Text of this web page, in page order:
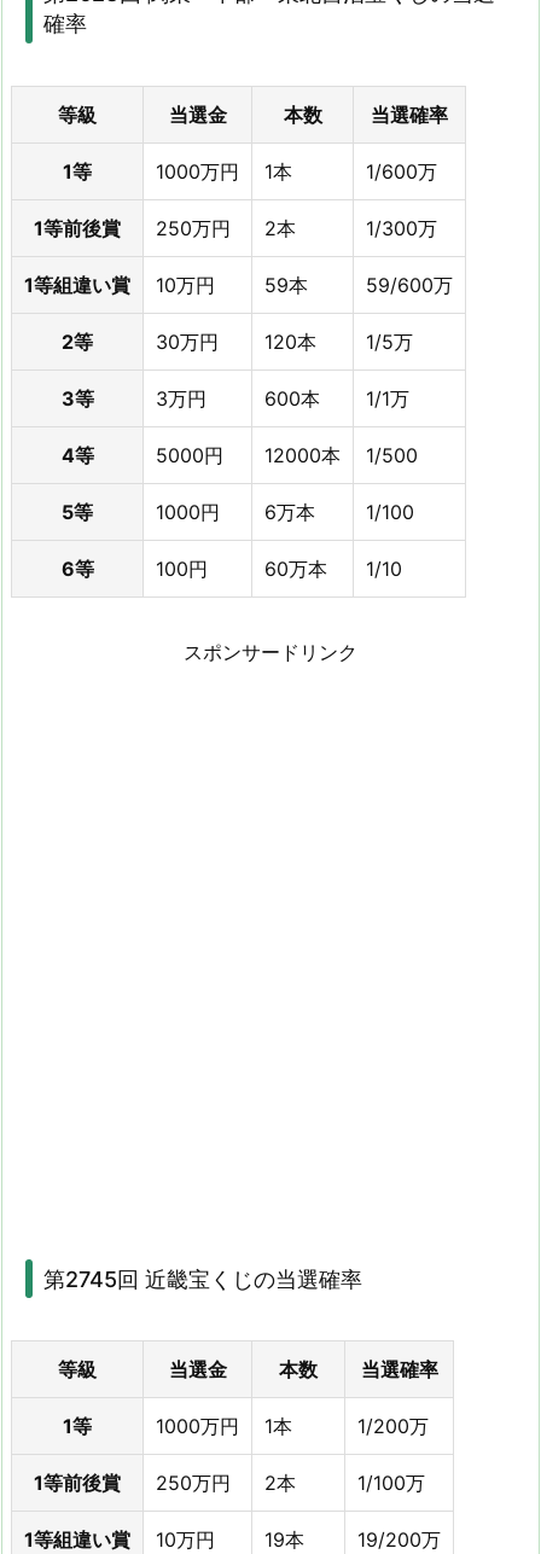
確率
等級 当選金 本数 当選確率
1等 1000万円 1本 1/600万
1等前後賞 250万円 2本 1/300万
1等組違い賞 10万円 59本 59/600万
2等 30万円 120本 1/5万
3等 3万円 600本 1/1万
4等 5000円 12000本 1/500
5等 1000円 6万本 1/100
6等 100円 60万本 1/10
スポンサードリンク
第2745回 近畿宝くじの当選確率
等級 当選金 本数 当選確率
1等 1000万円 1本 1/200万
1等前後賞 250万円 2本 1/100万
1等組違い賞 10万円 19本 19/200万